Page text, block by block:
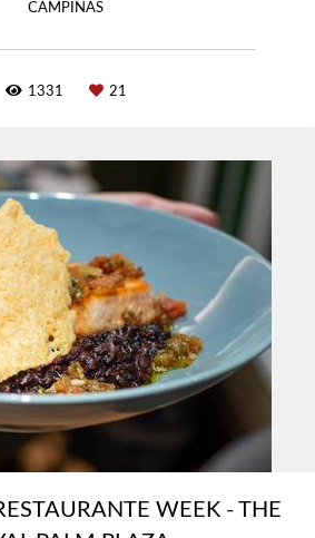
CAMPINAS
1331 21
WEEK - THE